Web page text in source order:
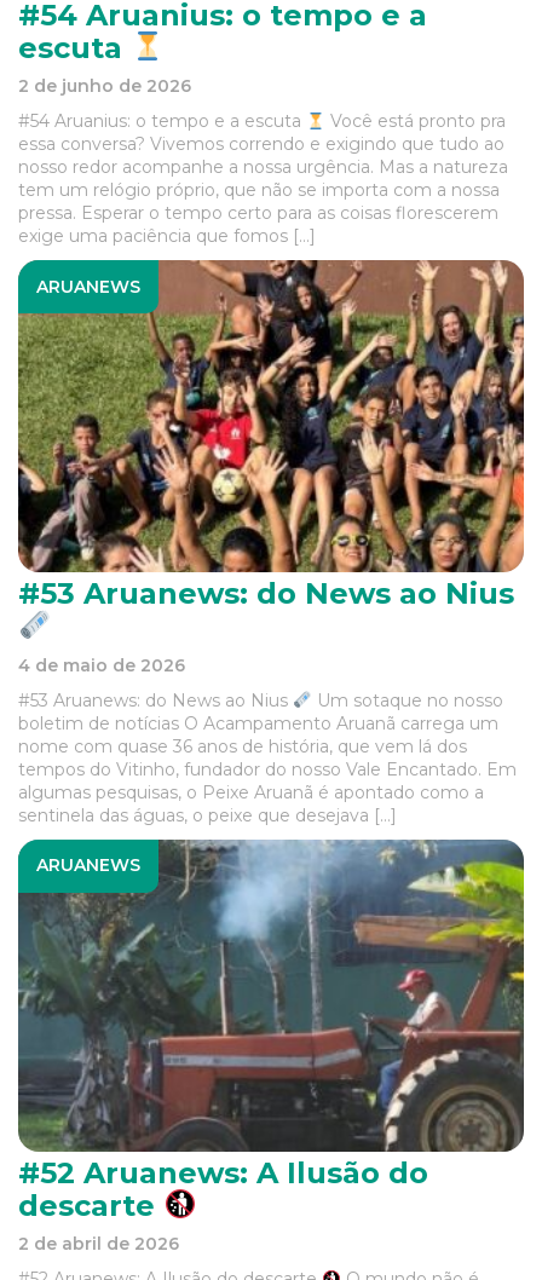
#54 Aruanius: o tempo e a
escuta
2 de junho de 2026
#54 Aruanius: o tempo e a escuta
Você está pronto pra
essa conversa? Vivemos correndo e exigindo que tudo ao
nosso redor acompanhe a nossa urgência. Mas a natureza
tem um relógio próprio, que não se importa com a nossa
pressa. Esperar o tempo certo para as coisas florescerem
exige uma paciência que fomos […]
ARUANEWS
#53 Aruanews: do News ao Nius
4 de maio de 2026
#53 Aruanews: do News ao Nius
Um sotaque no nosso
boletim de notícias O Acampamento Aruanã carrega um
nome com quase 36 anos de história, que vem lá dos
tempos do Vitinho, fundador do nosso Vale Encantado. Em
algumas pesquisas, o Peixe Aruanã é apontado como a
sentinela das águas, o peixe que desejava […]
ARUANEWS
#52 Aruanews: A Ilusão do
descarte
2 de abril de 2026